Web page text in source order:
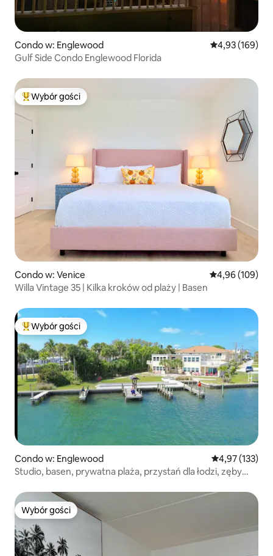
Condo w: Englewood Średnia
4,93 (169)
Gulf Side Condo Englewood Florida
Najpopularniejsze z kategorii Wybór gości
Wybór gości
Condo w: Venice Średnia
4,96 (109)
Willa Vintage 35 | Kilka kroków od plaży | Basen
Najpopularniejsze z kategorii Wybór gości
Wybór gości
Condo w: Englewood Średnia
4,97 (133)
Studio, basen, prywatna plaża, przystań dla łodzi, zęby
Wybór gości
Wybór gości